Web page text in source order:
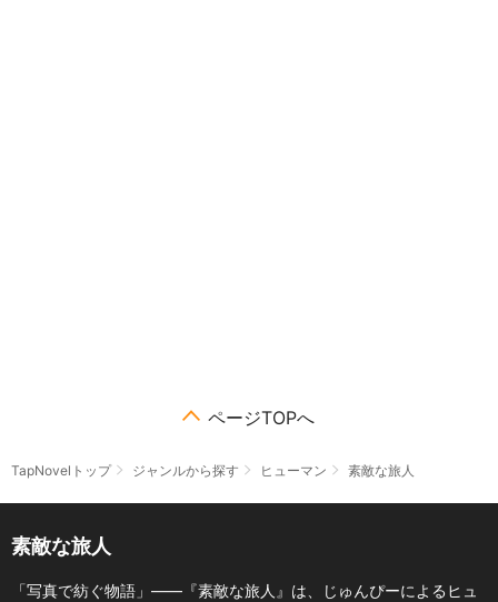
ページTOPへ
TapNovelトップ ジャンルから探す ヒューマン 素敵な旅人
素敵な旅人
「写真で紡ぐ物語」――『素敵な旅人』は、じゅんぴーによるヒュ